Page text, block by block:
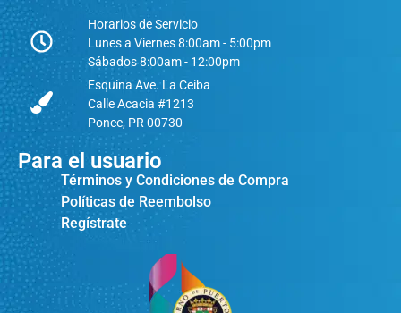
Horarios de Servicio
Lunes a Viernes 8:00am - 5:00pm
Sábados 8:00am - 12:00pm
Esquina Ave. La Ceiba
Calle Acacia #1213
Ponce, PR 00730
Para el usuario
Términos y Condiciones de Compra
Políticas de Reembolso
Regístrate